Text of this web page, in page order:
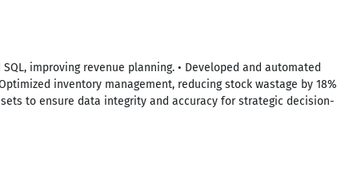
improving revenue planning. • Developed and automated
inventory management, reducing stock wastage by 18%
to ensure data integrity and accuracy for strategic decision-